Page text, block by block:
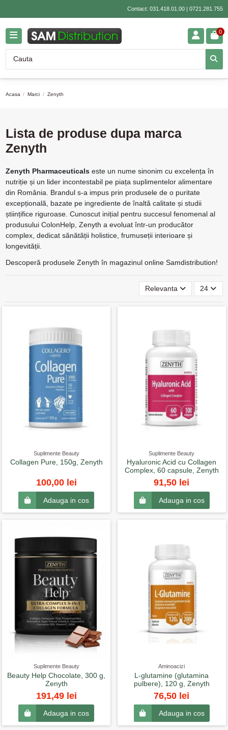
Contact: 031.418.01.00| 0721.281.755
0
Acasa Marci Zenyth
Lista de produse dupa marca
Zenyth
Zenyth Pharmaceuticalseste un nume sinonim cu excelența în
nutriție și un lider incontestabil pe piața suplimentelor alimentare
din România. Brandul s-a impus prin produsele de o puritate
excepțională, bazate pe ingrediente de înaltă calitate și studii
științifice riguroase. Cunoscut inițial pentru succesul fenomenal al
produsului ColonHelp, Zenyth a evoluat într-un producător
complex, dedicat sănătății holistice, frumuseții interioare și
longevității.
Descoperă produsele Zenyth în magazinul online Samdistribution!
Relevanta 24
Suplimente Beauty
Collagen Pure, 150g, Zenyth
100,00 lei
Adauga in cos
Suplimente Beauty
Hyaluronic Acid cu Collagen
Complex, 60 capsule, Zenyth
91,50 lei
Adauga in cos
Suplimente Beauty
Beauty Help Chocolate, 300 g,
Zenyth
191,49 lei
Adauga in cos
Aminoacizi
L-glutamine (glutamina
pulbere), 120 g, Zenyth
76,50 lei
Adauga in cos